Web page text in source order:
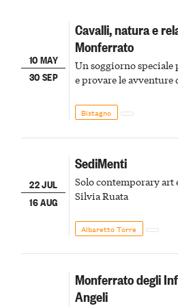
10 MAY
30 SEP
Cavalli, natura e
Monferrato
Un soggiorno
e provare le
Bistagno
22 JUL
16 AUG
SediMenti
Solo contemporary
Silvia Ruata
Albaretto Torre
Monferrato degli
Angeli